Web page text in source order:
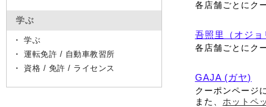
学ぶ
・学ぶ
・運転免許 / 自動車教習所
・ 資格 / 免許 / ライセンス
各店舗ごとにク
吾照里（オジ
各店舗ごとにク
GAJA (ガヤ)
クーポンページ
また、ホットペ